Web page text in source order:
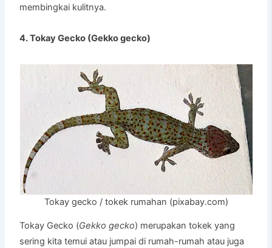
membingkai kulitnya.
4. Tokay Gecko (Gekko gecko)
Tokay gecko / tokek rumahan (pixabay.com)
Tokay Gecko (Gekko gecko) merupakan tokek yang
sering kita temui atau jumpai di rumah-rumah atau juga